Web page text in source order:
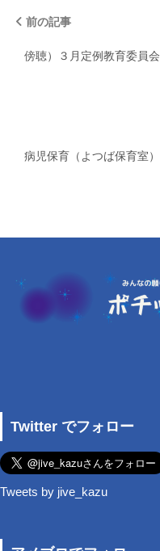
前の記事
傍聴）３月定例教育委員会
病児保育（よつば保育室）
Twitter でフォロー
Tweets by jive_kazu